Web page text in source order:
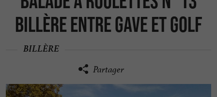
Billère entre gave et golf
BILLÈRE
Partager